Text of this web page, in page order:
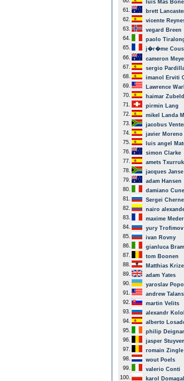
luis Mas
61.
brett
62.
vicente
63.
vegard Breen
64.
paolo
65.
j�r�me
66.
cameron
67.
sergio
68.
imanol Erviti
69.
Lawrence
70.
haimar
71.
pirmin Lang
72.
mikel Landa
73.
jacobus
74.
javier Moreno
75.
luis angel
76.
simon Clarke
77.
amets
78.
jacques
79.
adam Hansen
80.
damiano
81.
Sergei
82.
nairo
83.
maxime
84.
yury Trofimov
85.
ivan Rovny
86.
gianluca
87.
tom Boonen
88.
Matthias
89.
adam Yates
90.
yaroslav
91.
andrew
92.
martin Velits
93.
alexandr
94.
alberto
95.
philip
96.
jasper Stuyven
97.
romain Zingle
98.
wout Poels
99.
valerio Conti
100.
karol